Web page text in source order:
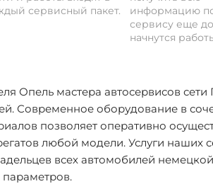
сервисный пакет.
информацию
сервису еще до
начнутся
Опель мастера автосервисов
Современное оборудование в
позволяет оперативно
любой модели. Услуги наших
всех автомобилей
параметров.